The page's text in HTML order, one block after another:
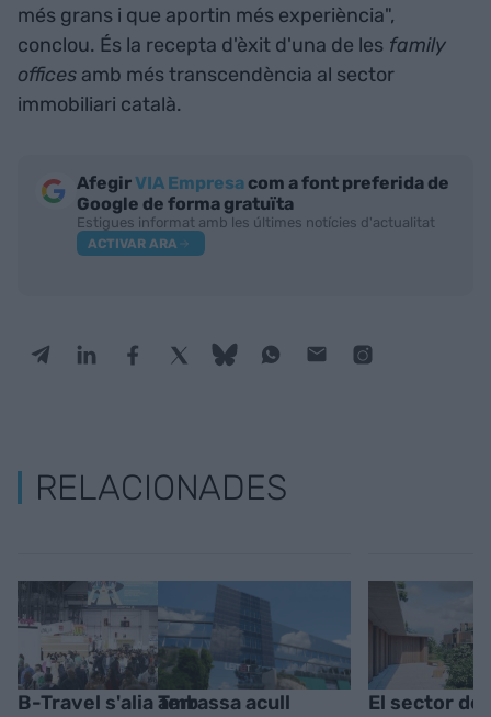
més grans i que aportin més experiència",
conclou. És la recepta d'èxit d'una de les family
offices amb més transcendència al sector
immobiliari català.
AfegirVIA Empresa com a font preferida de
Google de forma gratuïta
Estigues informat amb les últimes notícies d'actualitat
ACTIVAR ARA
RELACIONADES
B-Travel s'alia ambTerrassa acull
El sector de